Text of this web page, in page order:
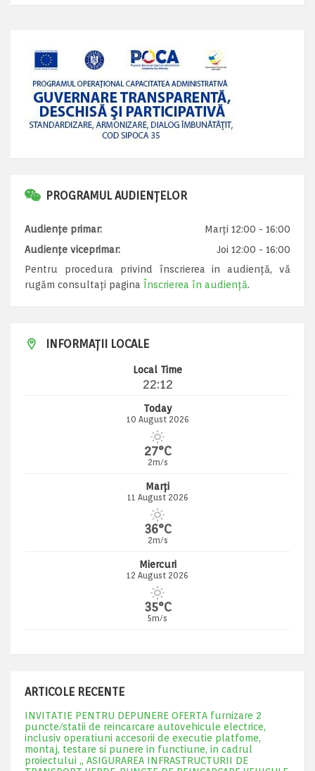
PROGRAMUL AUDIENȚELOR
Audiențe primar:
Marți 12:00 - 16:00
Audiențe viceprimar:
Joi 12:00 - 16:00
Pentru procedura privind înscrierea in audiență, vă
rugăm consultați pagina Înscrierea în audiență.
INFORMAȚII LOCALE
Local Time
22:12
Today
10 August 2026
27°C
2m/s
Marți
11 August 2026
36°C
2m/s
Miercuri
12 August 2026
35°C
5m/s
ARTICOLE RECENTE
INVITATIE PENTRU DEPUNERE OFERTA furnizare 2
puncte/statii de reincarcare autovehicule electrice,
inclusiv operatiuni accesorii de executie platfome,
montaj, testare si punere in functiune, in cadrul
proiectului „ ASIGURAREA INFRASTRUCTURII DE